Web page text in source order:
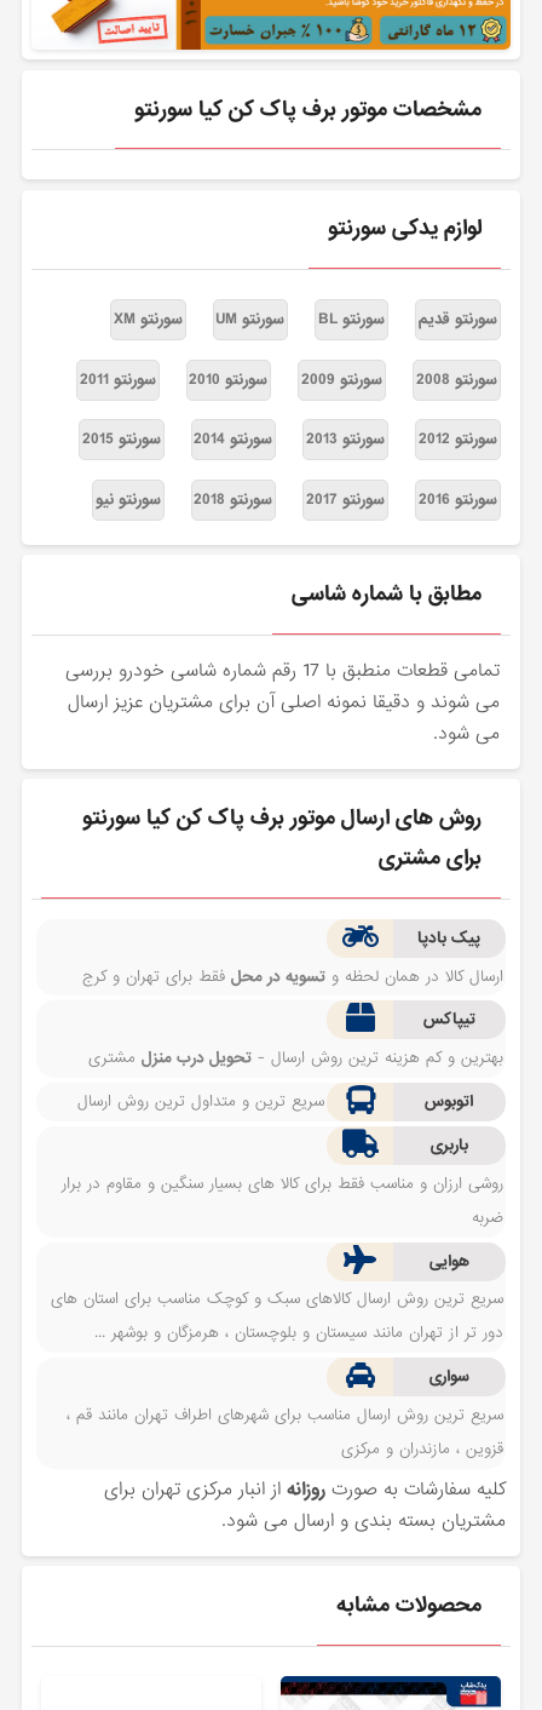
مشخصات موتور برف پاک کن کیا سورنتو
لوازم یدکی سورنتو
سورنتو قدیم سورنتو BL سورنتو UM سورنتو XM
سورنتو 2008 سورنتو 2009 سورنتو 2010 سورنتو 2011
سورنتو 2012 سورنتو 2013 سورنتو 2014 سورنتو 2015
سورنتو 2016 سورنتو 2017 سورنتو 2018 سورنتو نیو
مطابق با شماره شاسی
تمامی قطعات منطبق با 17 رقم شماره شاسی خودرو بررسی
می شوند و دقیقا نمونه اصلی آن برای مشتریان عزیز ارسال
می شود.
روش های ارسال موتور برف پاک کن کیا سورنتو
برای مشتری
پیک بادپا
ارسال کالا در همان لحظه وتسویه در محل فقط برای تهران و کرج
تیپاکس
بهترین و کم هزینه ترین روش ارسال -تحویل درب منزل مشتری
اتوبوس
سریع ترین و متداول ترین روش ارسال
باربری
روشی ارزان و مناسب فقط برای کالا های بسیار سنگین و مقاوم در برار
ضربه
هوایی
سریع ترین روش ارسال کالاهای سبک و کوچک مناسب برای استان های
دور تر از تهران مانند سیستان و بلوچستان ، هرمزگان و بوشهر ...
سواری
سریع ترین روش ارسال مناسب برای شهرهای اطراف تهران مانند قم ،
قزوین ، مازندران و مرکزی
کلیه سفارشات به صورتروزانه از انبار مرکزی تهران برای
مشتریان بسته بندی و ارسال می شود.
محصولات مشابه